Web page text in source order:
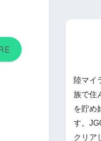
陸マイ
族で住
を貯め
す。
クリア